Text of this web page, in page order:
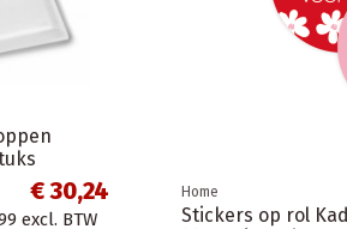
22x10x28cm 50 stuks